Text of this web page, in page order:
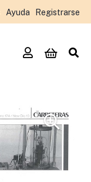
Ayuda Registrarse